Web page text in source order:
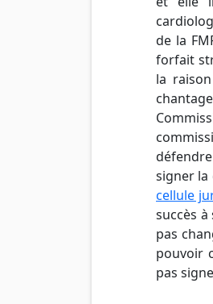
de la
forfait
la
signer la
cellule
succès
pas
pouvoir
pas